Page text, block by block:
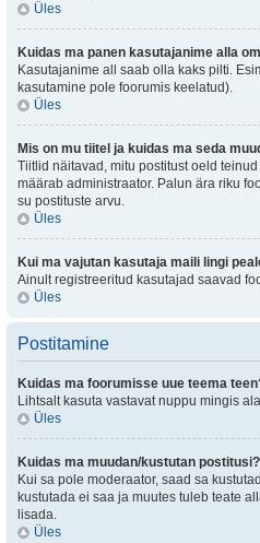
Üles
Kuidas ma panen kasutajanime alla
Kasutajanime all saab olla kaks pilti.
kasutamine pole foorumis keelatud).
Üles
Mis on mu tiitel ja kuidas ma seda
Tiitlid näitavad, mitu postitust oeld
määrab administraator. Palun ära riku
su postituste arvu.
Üles
Kui ma vajutan kasutaja maili lingi
Ainult registreeritud kasutajad saavad
Üles
Postitamine
Kuidas ma foorumisse uue teema
Lihtsalt kasuta vastavat nuppu mingis
Üles
Kuidas ma muudan/kustutan postitusi?
Kui sa pole moderaator, saad sa
kustutada ei saa ja muutes tuleb teate
lisada.
Üles